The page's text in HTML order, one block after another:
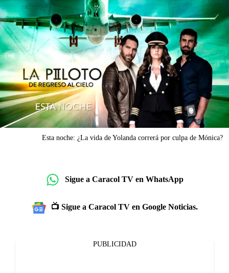
Esta noche: ¿La vida de Yolanda correrá por culpa de Mónica?
Sigue a Caracol TV en WhatsApp
📺 Sigue a Caracol TV en Google Noticias.
PUBLICIDAD